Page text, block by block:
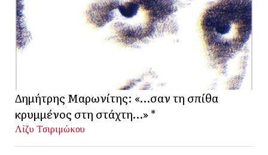
Δημήτρης Μαρωνίτης: «…σαν τη σπίθα
κρυμμένος στη στάχτη…» *
Λίζυ Τσιριμώκου